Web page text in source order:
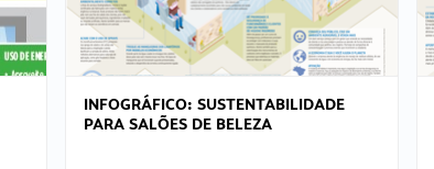
INFOGRÁFICO: SUSTENTABILIDADE
PARA SALÕES DE BELEZA